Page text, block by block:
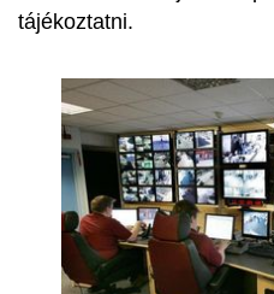
tájékoztatni.